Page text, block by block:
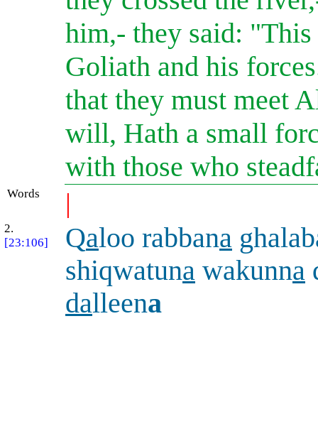
him,- they said:
Goliath and his
that they must meet
will, Hath a small
with those who
Words |
2.
[23:106]
Qaloo rabbana
shiqwatuna wakunna
dalleena